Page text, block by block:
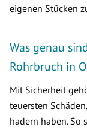
eigenen Stücken
Was genau
Rohrbruch in
Mit Sicherheit
teuersten
hadern haben. So